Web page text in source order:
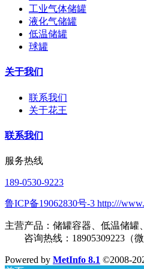
工业气体储罐
液化气储罐
低温储罐
球罐
关于我们
联系我们
关于花王
联系我们
服务热线
189-0530-9223
鲁ICP备19062830号-3 http:///
主营产品：储罐容器、低温储
咨询热线：18905309223（微
Powered by MetInfo 8.1 ©2008-